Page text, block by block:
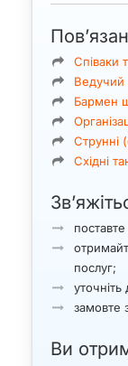
Співаки
Ведучий
Бармен
Струнні
Східні
поставте
послуг;
уточніть
замовте
Ви